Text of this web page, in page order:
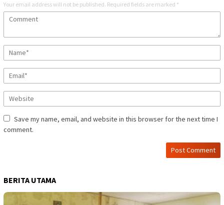
Your email address will not be published. Required fields are marked *
Save my name, email, and website in this browser for the next time I
comment.
BERITA UTAMA